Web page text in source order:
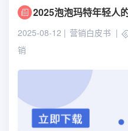
2025泡泡玛特年轻人
2025-08-12 营销白皮书
销